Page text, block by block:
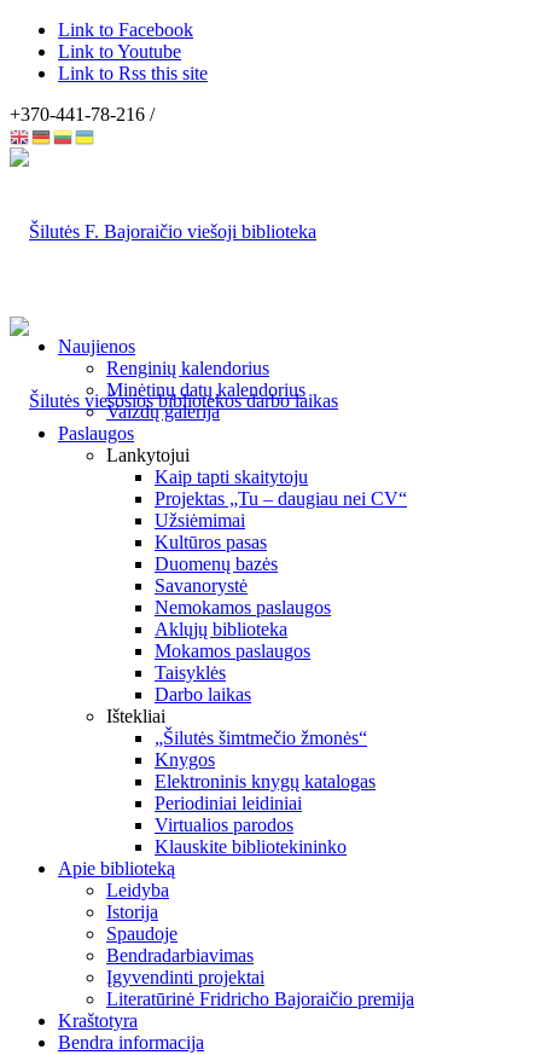
Link to Facebook
Link to Youtube
Link to Rss this site
+370-441-78-216 /
Naujienos
Renginių kalendorius
Minėtinų datų kalendorius
Vaizdų galerija
Paslaugos
Lankytojui
Kaip tapti skaitytoju
Projektas „Tu – daugiau nei CV“
Užsiėmimai
Kultūros pasas
Duomenų bazės
Savanorystė
Nemokamos paslaugos
Aklųjų biblioteka
Mokamos paslaugos
Taisyklės
Darbo laikas
Ištekliai
„Šilutės šimtmečio žmonės“
Knygos
Elektroninis knygų katalogas
Periodiniai leidiniai
Virtualios parodos
Klauskite bibliotekininko
Apie biblioteką
Leidyba
Istorija
Spaudoje
Bendradarbiavimas
Įgyvendinti projektai
Literatūrinė Fridricho Bajoraičio premija
Kraštotyra
Bendra informacija